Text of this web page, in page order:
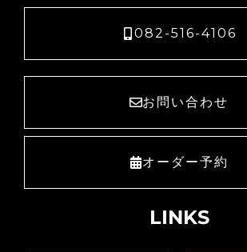
082-516-4106
お問い合わせ
オーダー予約
LINKS